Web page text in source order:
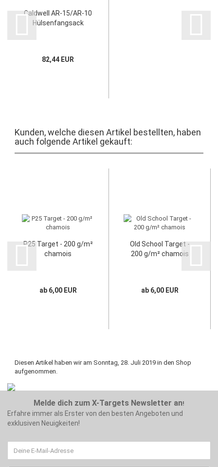
Caldwell AR-15/AR-10
Hülsenfangsack
82,44 EUR
Kunden, welche diesen Artikel bestellten, haben
auch folgende Artikel gekauft:
P25 Target - 200 g/m²
chamois
ab 6,00 EUR
Old School Target -
200 g/m² chamois
ab 6,00 EUR
Diesen Artikel haben wir am Sonntag, 28. Juli 2019 in den Shop
aufgenommen.
Melde dich zum X-Targets Newsletter an!
Erfahre immer als Erster von den besten Angeboten und
exklusiven Neuigkeiten!